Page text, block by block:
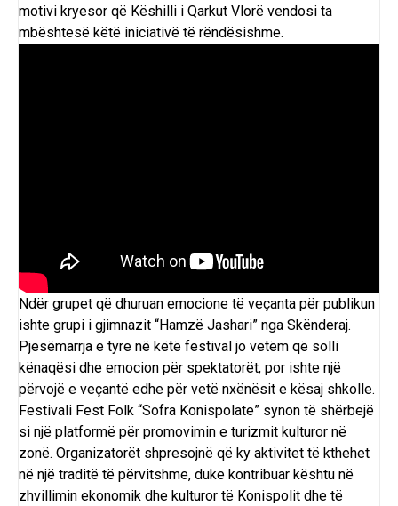
motivi kryesor që Këshilli i Qarkut Vlorë vendosi ta
mbështesë këtë iniciativë të rëndësishme.
Ndër grupet që dhuruan emocione të veçanta për publikun
ishte grupi i gjimnazit “Hamzë Jashari” nga Skënderaj.
Pjesëmarrja e tyre në këtë festival jo vetëm që solli
kënaqësi dhe emocion për spektatorët, por ishte një
përvojë e veçantë edhe për vetë nxënësit e kësaj shkolle.
Festivali Fest Folk “Sofra Konispolate” synon të shërbejë
si një platformë për promovimin e turizmit kulturor në
zonë. Organizatorët shpresojnë që ky aktivitet të kthehet
në një traditë të përvitshme, duke kontribuar kështu në
zhvillimin ekonomik dhe kulturor të Konispolit dhe të